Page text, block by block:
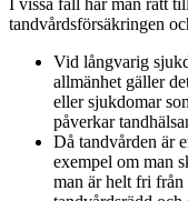
I vissa fall har man rätt
tandvårdsförsäkringen
Vid långvarig
allmänhet gäller
eller sjukdomar
påverkar
Då tandvården är
exempel om man
man är helt fri